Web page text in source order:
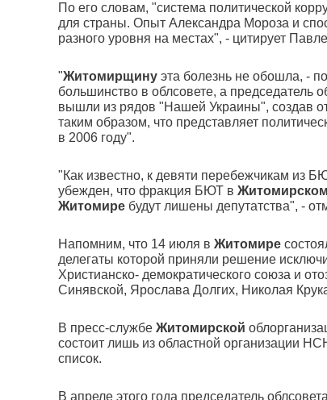
По его словам, "система политической
для страны. Опыт Александра Мороза и
разного уровня на местах", - цитирует
"Житомирщину эта болезнь не обошла, -
большинство в облсовете, а председатель
вышли из рядов "Нашей Украины", создав
таким образом, что представляет
в 2006 году".
"Как известно, к девяти перебежчикам из
убежден, что фракция БЮТ в Житомирском
Житомире будут лишены депутатства", -
Напомним, что 14 июля в Житомире
делегаты которой приняли решение
Христианско- демократического союза и
Синявской, Ярослава Долгих, Николая
В пресс-службе Житомирской
состоит лишь из областной организации
список.
В апреле этого года председатель